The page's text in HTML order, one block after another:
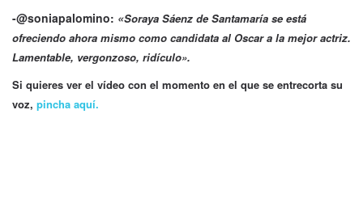
-@soniapalomino: «Soraya Sáenz de Santamaría se está
ofreciendo ahora mismo como candidata al Oscar a la mejor actriz.
Lamentable, vergonzoso, ridículo».
Si quieres ver el vídeo con el momento en el que se entrecorta su
voz, pincha aquí.